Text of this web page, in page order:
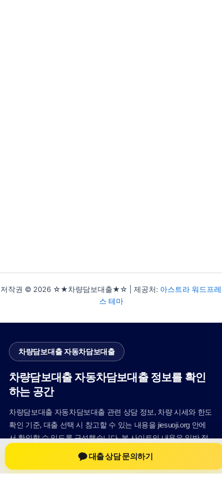
저작권 © 2026 ☆★차량담보대출★☆ | 제공처: 아스트라 워드프레
스 테마
차량담보대출 자동차담보대출
차량담보대출 자동차담보대출 정보를 확인
하는 공간
차량담보대출 자동차담보대출 관련 상담 정보, 차량 시세와 한도
확인 기준, 대출 선택 시 참고할 수 있는 내용을 jiesuoji.org 안에
서 확인할 수 있도록 구성했습니다. 본 사이트의 내용은 일반 정
보 제공을 위한 자료이며, 실제 가능 여부와 조건은 금융사 심사
및 상담을 통해 확인하는 것이 필요합니다.
대출 상담 문의하기